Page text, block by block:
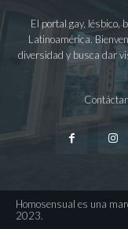
El portal gay, lésbico,
Latinoamérica.
diversidad y busca dar
Homosensual es una
2023.